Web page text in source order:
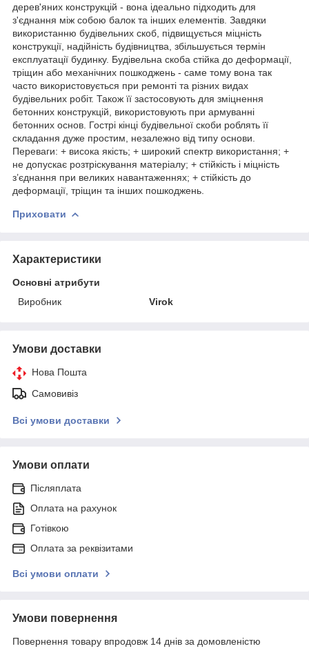
дерев'яних конструкцій - вона ідеально підходить для
з'єднання між собою балок та інших елементів. Завдяки
використанню будівельних скоб, підвищується міцність
конструкції, надійність будівництва, збільшується термін
експлуатації будинку. Будівельна скоба стійка до деформації,
тріщин або механічних пошкоджень - саме тому вона так
часто використовується при ремонті та різних видах
будівельних робіт. Також її застосовують для зміцнення
бетонних конструкцій, використовують при армуванні
бетонних основ. Гострі кінці будівельної скоби роблять її
складання дуже простим, незалежно від типу основи.
Переваги: + висока якість; + широкий спектр використання; +
не допускає розтріскування матеріалу; + стійкість і міцність
з’єднання при великих навантаженнях; + стійкість до
деформації, тріщин та інших пошкоджень.
Приховати
Характеристики
Основні атрибути
Виробник
Virok
Умови доставки
Нова Пошта
Самовивіз
Всі умови доставки
Умови оплати
Післяплата
Оплата на рахунок
Готівкою
Оплата за реквізитами
Всі умови оплати
Умови повернення
Повернення товару впродовж 14 днів за домовленістю